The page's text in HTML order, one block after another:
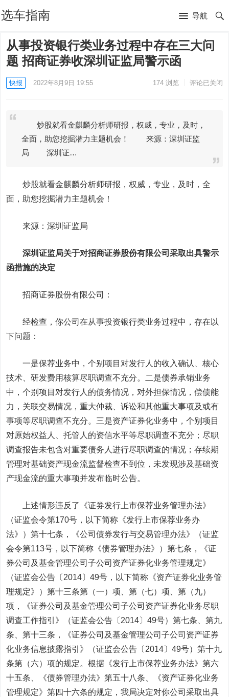
选车指南 导航
从事投资银行类业务过程中存在三大问
题 招商证券收深圳证监局警示函
快报 2022年8月9日 19:55 174浏览 评论已关闭
炒股就看金麒麟分析师研报，权威，专业，及时，
全面，助您挖掘潜力主题机会！ 来源：深圳证监
局 深圳证…
炒股就看金麒麟分析师研报，权威，专业，及时，全
面，助您挖掘潜力主题机会！
来源：深圳证监局
深圳证监局关于对招商证券股份有限公司采取出具警示
函措施的决定
招商证券股份有限公司：
经检查，你公司在从事投资银行类业务过程中，存在以
下问题：
一是保荐业务中，个别项目对发行人的收入确认、核心
技术、研发费用核算尽职调查不充分。二是债券承销业务
中，个别项目对发行人的债务情况，对外担保情况，偿债能
力，关联交易情况，重大仲裁、诉讼和其他重大事项及或有
事项等尽职调查不充分。三是资产证券化业务中，个别项目
对原始权益人、托管人的资信水平等尽职调查不充分；尽职
调查报告未包含对重要债务人进行尽职调查的情况；存续期
管理对基础资产现金流监督检查不到位，未发现涉及基础资
产现金流的重大事项并发布临时公告。
上述情形违反了《证券发行上市保荐业务管理办法》
（证监会令第170号，以下简称《发行上市保荐业务办
法》）第十七条，《公司债券发行与交易管理办法》（证监
会令第113号，以下简称《债券管理办法》）第七条，《证
券公司及基金管理公司子公司资产证券化业务管理规定》
（证监会公告〔2014〕49号，以下简称《资产证券化业务管
理规定》）第十三条第（一）项、第（七）项、第（九）
项，《证券公司及基金管理公司子公司资产证券化业务尽职
调查工作指引》（证监会公告〔2014〕49号）第七条、第九
条、第十三条，《证券公司及基金管理公司子公司资产证券
化业务信息披露指引》（证监会公告〔2014〕49号）第十九
条第（六）项的规定。根据《发行上市保荐业务办法》第六
十五条、《债券管理办法》第五十八条、《资产证券化业务
管理规定》第四十六条的规定，我局决定对你公司采取出具